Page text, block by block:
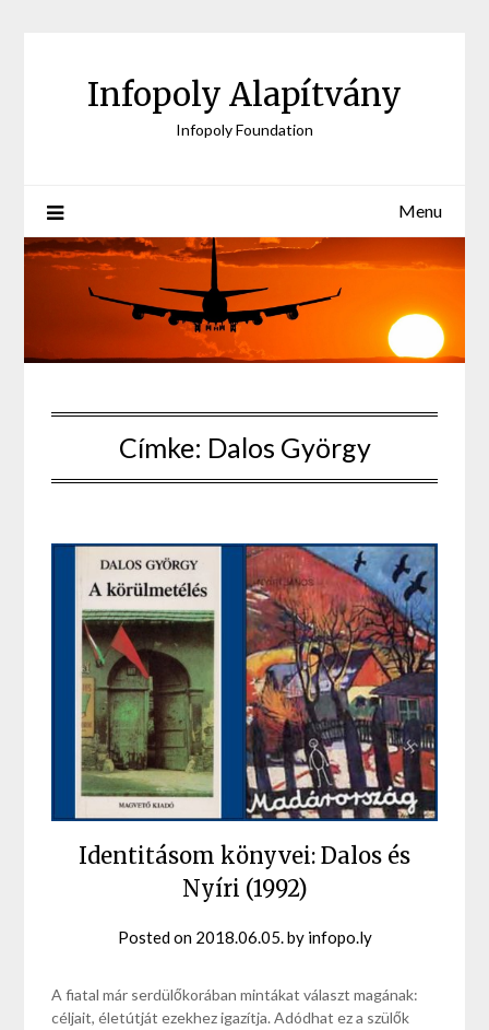
Infopoly Alapítvány
Infopoly Foundation
Menu
Címke: Dalos György
Identitásom könyvei: Dalos és
Nyíri (1992)
Posted on 2018.06.05.by infopo.ly
A fiatal már serdülőkorában min­tákat választ magának:
céljait, életút­ját ezekhez igazítja. Adódhat ez a szülők